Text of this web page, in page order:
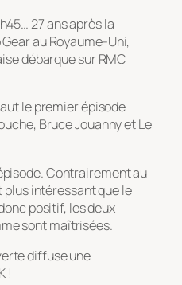
27 ans après la
au Royaume-Uni,
débarque sur RMC
le premier épisode
Bruce Jouanny et Le
Contrairement au
intéressant que le
positif, les deux
sont maîtrisées.
diffuse une
!